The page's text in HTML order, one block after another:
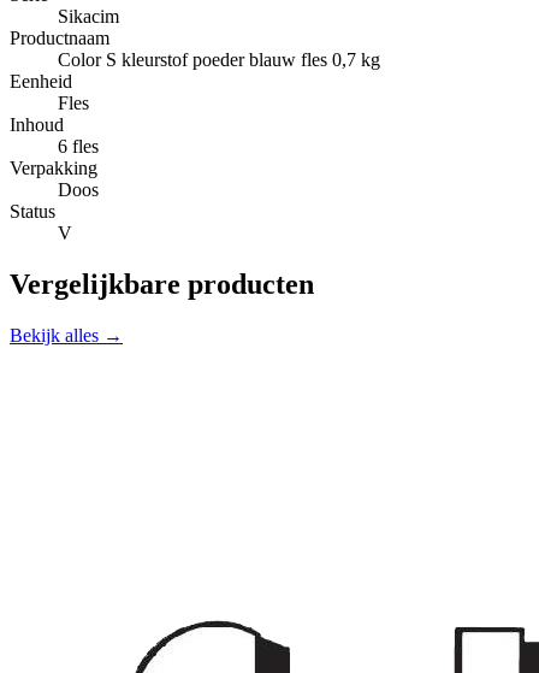
Sikacim
Productnaam
Color S kleurstof poeder blauw fles 0,7 kg
Eenheid
Fles
Inhoud
6 fles
Verpakking
Doos
Status
V
Vergelijkbare producten
Bekijk alles →